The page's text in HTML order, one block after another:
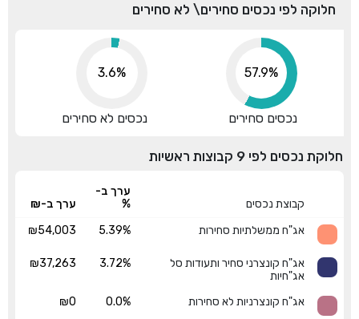
חלוקה לפי נכסים סחירים\ לא סחירים
66.6%
נכסים סחירים
3.6%
נכסים לא סחירים
חלוקת נכסים לפי 9 קבוצות ראשיות
קבוצת נכסים
ערך ב-
%
ערך ב-₪
אג"ח ממשלתיות סחירות
5.39%
₪54,003
אג"ח קונצרני סחיר ותעודות סל
אג"חיות
3.72%
₪37,263
אג"ח קונצרניות לא סחירות 0.0%
₪0